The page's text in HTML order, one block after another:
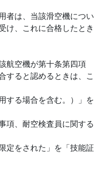
者は、当該滑空機につい
け、これに合格したとき
航空機が第十条第四項
すると認めるときは、こ
する場合を含む。）」を
項、耐空検査員に関する
定をされた」を「技能証